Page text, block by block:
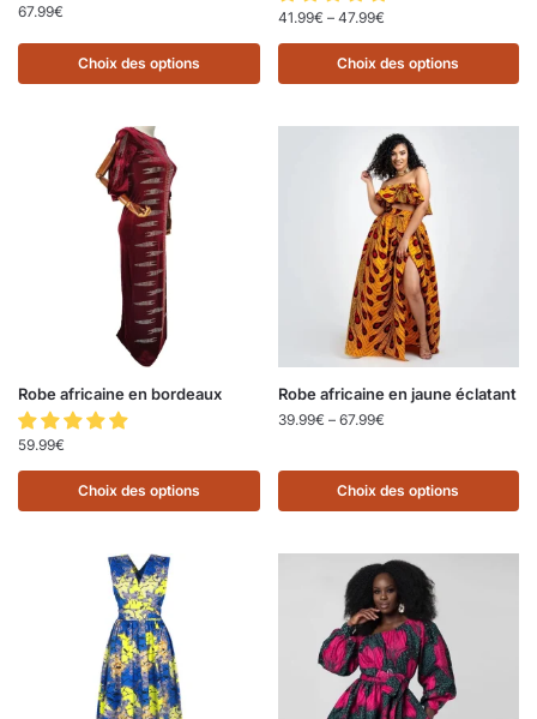
67.99€
Choix des options
41.99€ – 47.99€
Choix des options
Robe africaine en bordeaux
59.99€
Choix des options
Robe africaine en jaune éclatant
39.99€ – 67.99€
Choix des options